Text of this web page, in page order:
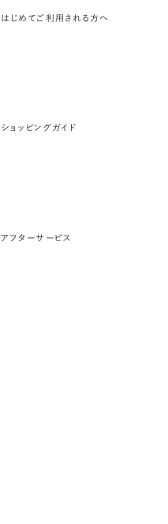
はじめてご利用される方へ
ショッピングガイド
アフターサービス